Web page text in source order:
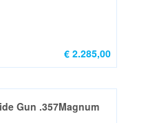
€ 2.285,00
Gun .357Magnum